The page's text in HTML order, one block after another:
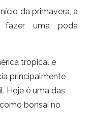
da primavera, a
fazer uma poda
tropical e
principalmente
Hoje é uma das
bonsai no